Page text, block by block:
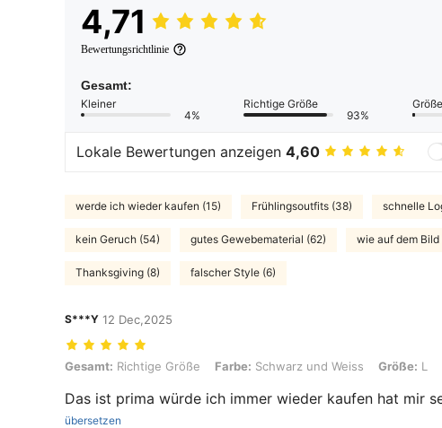
4,71
Bewertungsrichtlinie
Gesamt:
Kleiner
4%
Richtige Größe
93%
Lokale Bewertungen anzeigen 4,60
werde ich wieder kaufen (15) Frühlingsoutfits (38) schnelle
kein Geruch (54) gutes Gewebematerial (62) wie auf dem Bild
Thanksgiving (8) falscher Style (6)
S***Y 12 Dec,2025
Gesamt: Richtige Größe, Farbe: Schwarz und Weiss, Größe: L
Gesamt: Richtige Größe Farbe: Schwarz und Weiss Größe: L
Das ist prima würde ich immer wieder kaufen hat mir
übersetzen